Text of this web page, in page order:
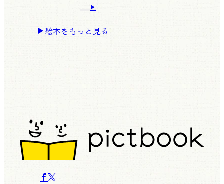
絵本をもっと見る